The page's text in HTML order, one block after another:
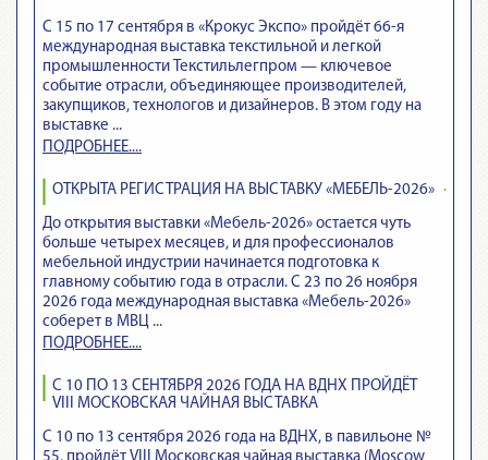
С 15 по 17 сентября в «Крокус Экспо» пройдёт 66-я
международная выставка текстильной и легкой
промышленности Текстильлегпром — ключевое
событие отрасли, объединяющее производителей,
закупщиков, технологов и дизайнеров. В этом году на
выставке ...
ПОДРОБНЕЕ....
ОТКРЫТА РЕГИСТРАЦИЯ НА ВЫСТАВКУ «МЕБЕЛЬ-2026»
До открытия выставки «Мебель-2026» остается чуть
больше четырех месяцев, и для профессионалов
мебельной индустрии начинается подготовка к
главному событию года в отрасли. С 23 по 26 ноября
2026 года международная выставка «Мебель-2026»
соберет в МВЦ ...
ПОДРОБНЕЕ....
С 10 ПО 13 СЕНТЯБРЯ 2026 ГОДА НА ВДНХ ПРОЙДЁТ
VIII МОСКОВСКАЯ ЧАЙНАЯ ВЫСТАВКА
С 10 по 13 сентября 2026 года на ВДНХ, в павильоне №